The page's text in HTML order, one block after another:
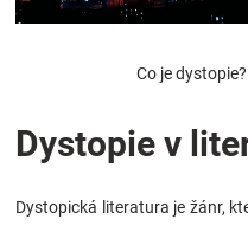
Co je
Dystopie v
Dystopická literatura je žánr,